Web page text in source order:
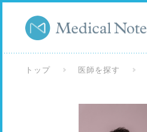
トップ 医師を探す